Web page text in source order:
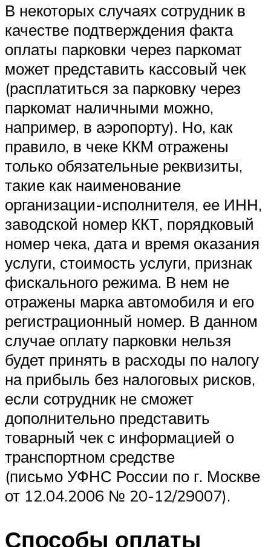
В некоторых случаях сотрудник в
качестве подтверждения факта
оплаты парковки через паркомат
может представить кассовый чек
(расплатиться за парковку через
паркомат наличными можно,
например, в аэропорту). Но, как
правило, в чеке ККМ отражены
только обязательные реквизиты,
такие как наименование
организации-исполнителя, ее ИНН,
заводской номер ККТ, порядковый
номер чека, дата и время оказания
услуги, стоимость услуги, признак
фискального режима. В нем не
отражены марка автомобиля и его
регистрационный номер. В данном
случае оплату парковки нельзя
будет принять в расходы по налогу
на прибыль без налоговых рисков,
если сотрудник не сможет
дополнительно представить
товарный чек с информацией о
транспортном средстве
(письмо УФНС России по г. Москве
от 12.04.2006 № 20-12/29007).
Способы оплаты